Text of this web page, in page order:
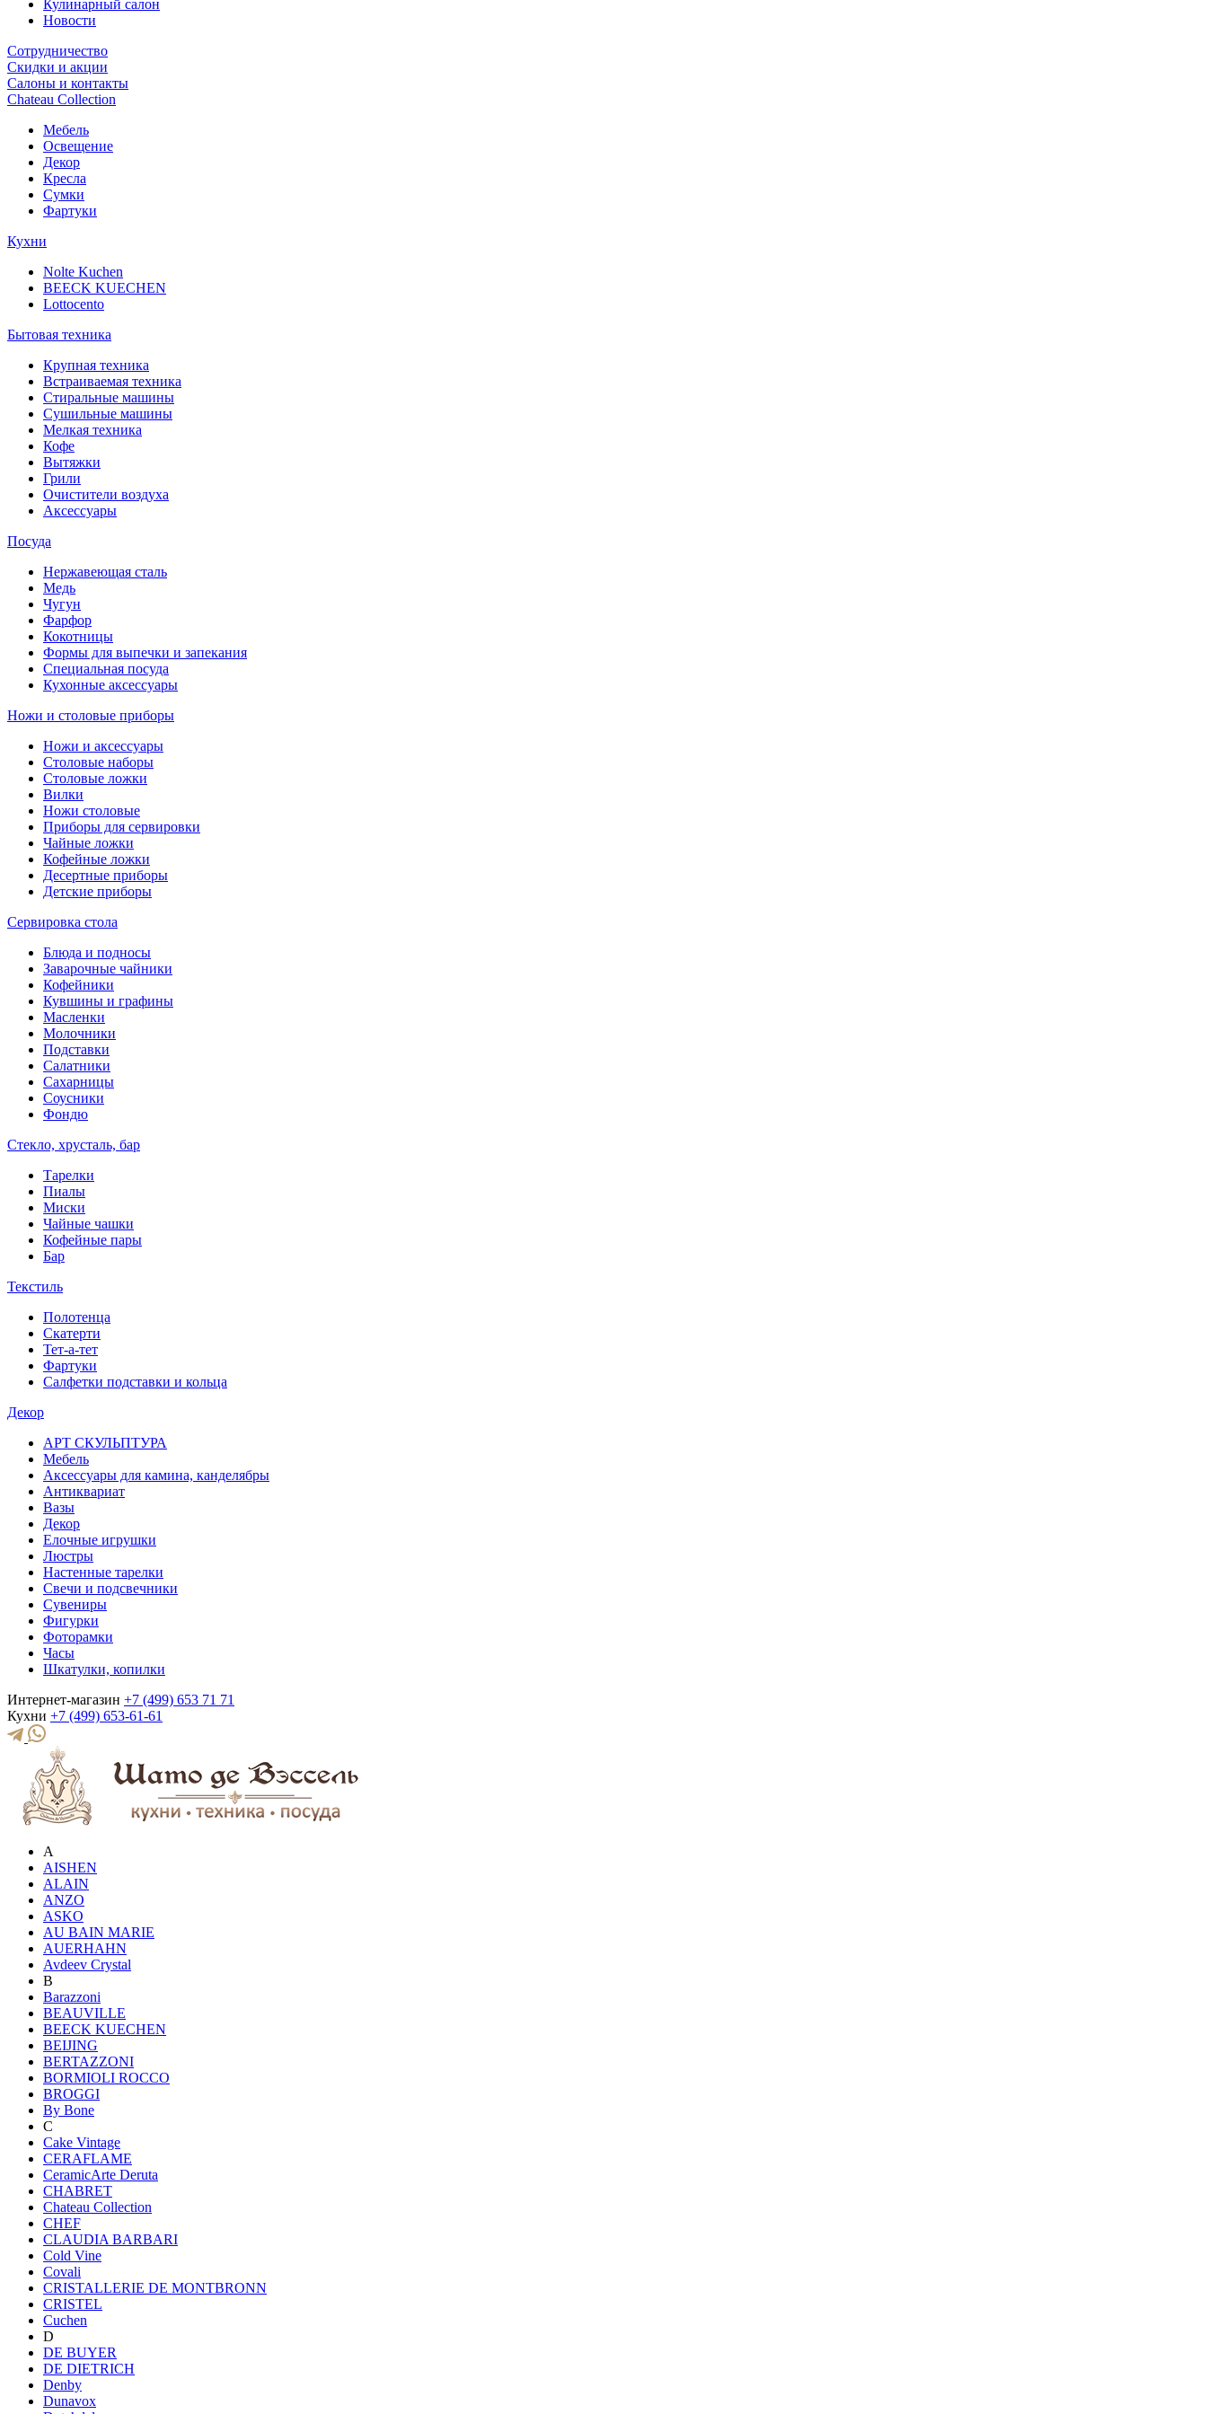
Кулинарный салон
Новости
Сотрудничество
Скидки и акции
Салоны и контакты
Chateau Collection
Мебель
Освещение
Декор
Кресла
Сумки
Фартуки
Кухни
Nolte Kuchen
BEECK KUECHEN
Lottocento
Бытовая техника
Крупная техника
Встраиваемая техника
Стиральные машины
Сушильные машины
Мелкая техника
Кофе
Вытяжки
Грили
Очистители воздуха
Аксессуары
Посуда
Нержавеющая сталь
Медь
Чугун
Фарфор
Кокотницы
Формы для выпечки и запекания
Специальная посуда
Кухонные аксессуары
Ножи и столовые приборы
Ножи и аксессуары
Столовые наборы
Столовые ложки
Вилки
Ножи столовые
Приборы для сервировки
Чайные ложки
Кофейные ложки
Десертные приборы
Детские приборы
Сервировка стола
Блюда и подносы
Заварочные чайники
Кофейники
Кувшины и графины
Масленки
Молочники
Подставки
Салатники
Сахарницы
Соусники
Фондю
Стекло, хрусталь, бар
Тарелки
Пиалы
Миски
Чайные чашки
Кофейные пары
Бар
Текстиль
Полотенца
Скатерти
Тет-а-тет
Фартуки
Салфетки подставки и кольца
Декор
АРТ СКУЛЬПТУРА
Мебель
Аксессуары для камина, канделябры
Антиквариат
Вазы
Декор
Елочные игрушки
Люстры
Настенные тарелки
Свечи и подсвечники
Сувениры
Фигурки
Фоторамки
Часы
Шкатулки, копилки
Интернет-магазин +7 (499) 653 71 71
Кухни +7 (499) 653-61-61
A
AISHEN
ALAIN
ANZO
ASKO
AU BAIN MARIE
AUERHAHN
Avdeev Crystal
B
Barazzoni
BEAUVILLE
BEECK KUECHEN
BEIJING
BERTAZZONI
BORMIOLI ROCCO
BROGGI
By Bone
C
Cake Vintage
CERAFLAME
CeramicArte Deruta
CHABRET
Chateau Collection
CHEF
CLAUDIA BARBARI
Cold Vine
Covali
CRISTALLERIE DE MONTBRONN
CRISTEL
Cuchen
D
DE BUYER
DE DIETRICH
Denby
Dunavox